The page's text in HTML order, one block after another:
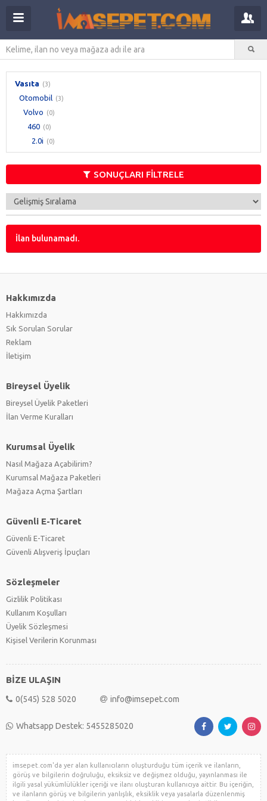
Vasıta (3)
Otomobil (3)
Volvo (0)
460 (0)
2.0i (0)
SONUÇLARI FİLTRELE
İlan bulunamadı.
Hakkımızda
Hakkımızda
Sık Sorulan Sorular
Reklam
İletişim
Bireysel Üyelik
Bireysel Üyelik Paketleri
İlan Verme Kuralları
Kurumsal Üyelik
Nasıl Mağaza Açabilirim?
Kurumsal Mağaza Paketleri
Mağaza Açma Şartları
Güvenli E-Ticaret
Güvenli E-Ticaret
Güvenli Alışveriş İpuçları
Sözleşmeler
Gizlilik Politikası
Kullanım Koşulları
Üyelik Sözleşmesi
Kişisel Verilerin Korunması
BİZE ULAŞIN
0(545) 528 5020 info@imsepet.com
Whatsapp Destek: 5455285020
imsepet.com'da yer alan kullanıcıların oluşturduğu tüm içerik ve ilanların,
görüş ve bilgilerin doğruluğu, eksiksiz ve değişmez olduğu, yayınlanması ile
ilgili yasal yükümlülükler içeriği ve ilanı oluşturan kullanıcıya aittir. Bu içeriğin,
ve ilanların görüş ve bilgilerin yanlışlık, eksiklik veya yasalarla düzenlenmiş